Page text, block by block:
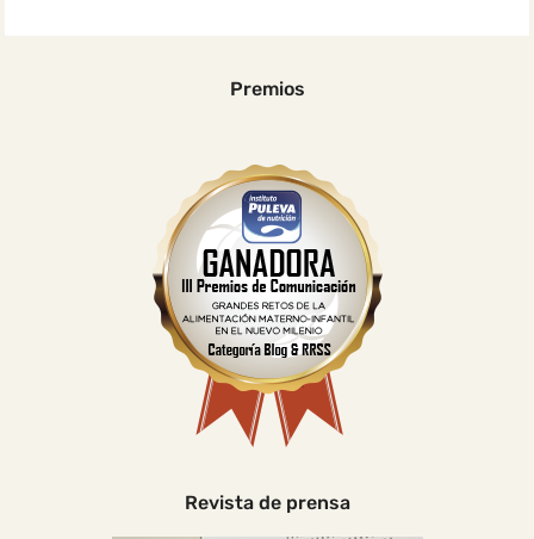
Premios
Revista de prensa